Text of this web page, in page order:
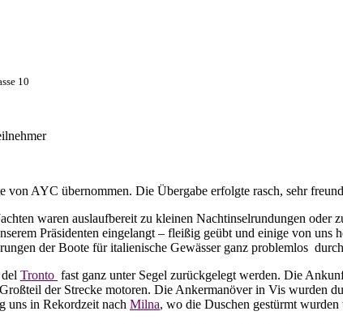
10
AYC übernommen. Die Übergabe erfolgte rasch, sehr
waren auslaufbereit zu kleinen Nachtinselrundungen
Präsidenten eingelangt – fleißig geübt und einige von uns
der Boote für italienische Gewässer ganz problemlos
del Tronto fast ganz unter Segel zurückgelegt werden. Die
der Strecke motoren. Die Ankermanöver in Vis wurden
uns in Rekordzeit nach Milna, wo die Duschen gestürmt